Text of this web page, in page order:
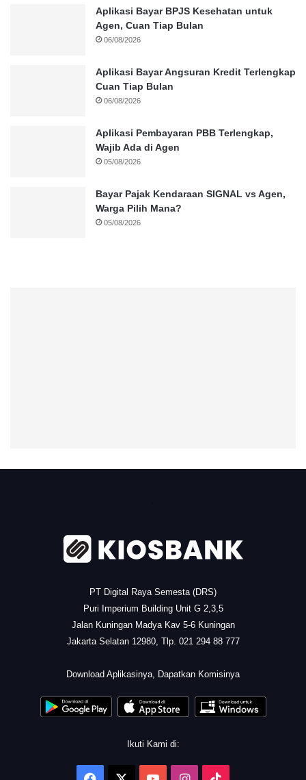
Aplikasi Bayar BPJS Kesehatan untuk
Agen, Cuan Tiap Bulan
06/08/2026
Aplikasi Bayar Angsuran Kredit Terlengkap
Cuan Tiap Bulan
06/08/2026
Aplikasi Pembayaran PBB Terlengkap,
Wajib Ada di Agen
05/08/2026
Bayar Pajak Kendaraan SIGNAL vs Agen,
Warga Pilih Mana?
05/08/2026
.
PT Digital Raya Semesta (DRS)
Puri Imperium Building Unit G 2,3,5
Jalan Kuningan Madya Kav 5-6 Kuningan
Jakarta Selatan 12980, Tlp. 021 294 88 777
Download Aplikasinya, Dapatkan Komisinya
Ikuti Kami di: